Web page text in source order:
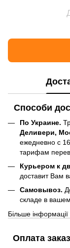
Способи
По Украине.
Деливери,
ежедневно с
тарифам
Курьером к
доставит Вам
Самовывоз.
складе в
Більше
Оплата